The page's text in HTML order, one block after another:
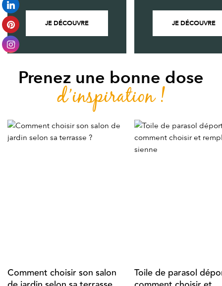
JE DÉCOUVRE JE DÉCOUVRE
Prenez une bonne dose
d’inspiration !
Comment choisir son salon
Toile de parasol